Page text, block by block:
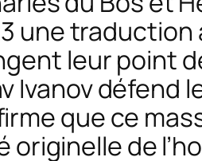
une
leur point
Ivanov défend
que ce
originelle de